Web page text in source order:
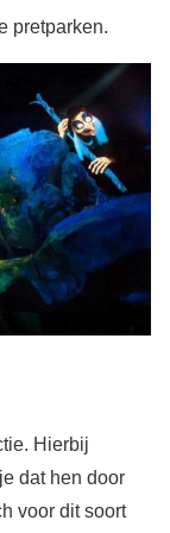
pretparken.
Hierbij
dat hen door
voor dit soort